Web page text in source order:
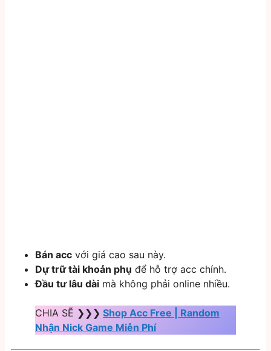
Bán acc với giá cao sau này.
Dự trữ tài khoản phụ để hỗ trợ acc chính.
Đầu tư lâu dài mà không phải online nhiều.
CHIA SẼ ❯❯❯ Shop Acc Free | Random
Nhận Nick Game Miễn Phí